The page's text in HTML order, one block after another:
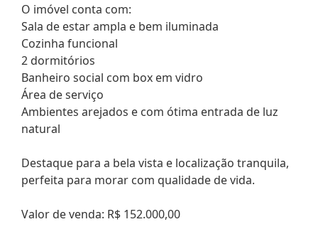
O imóvel conta com:
Sala de estar ampla e bem iluminada
Cozinha funcional
2 dormitórios
Banheiro social com box em vidro
Área de serviço
Ambientes arejados e com ótima entrada de luz
natural
Destaque para a bela vista e localização tranquila,
perfeita para morar com qualidade de vida.
Valor de venda: R$ 152.000,00